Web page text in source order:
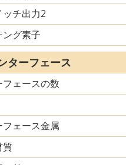
チ出力2
ング素子
ターフェース
フェースの数
フェース金属
質